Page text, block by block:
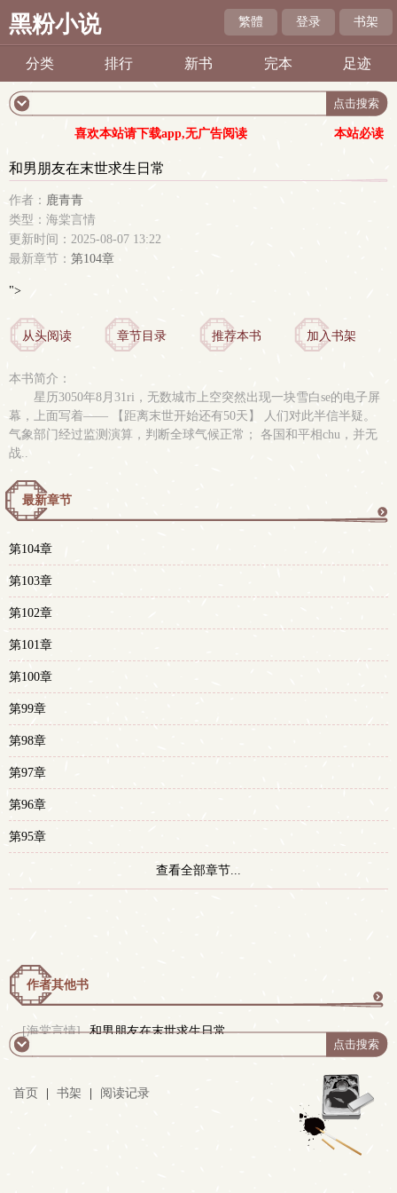
黑粉小说 繁體 登录 书架
分类 排行 新书 完本 足迹
喜欢本站请下载app,无广告阅读 本站必读
和男朋友在末世求生日常
作者： 鹿青青
类型：海棠言情
更新时间：2025-08-07 13:22
最新章节： 第104章
">
从头阅读 章节目录 推荐本书 加入书架
本书简介：
星历3050年8月31ri，无数城市上空突然出现一块雪白se的电子屏
幕，上面写着—— 【距离末世开始还有50天】 人们对此半信半疑。
气象部门经过监测演算，判断全球气候正常； 各国和平相chu，并无
战..
最新章节
第104章
第103章
第102章
第101章
第100章
第99章
第98章
第97章
第96章
第95章
查看全部章节...
作者其他书
多
[海棠言情] 和男朋友在末世求生日常
首页 书架 阅读记录